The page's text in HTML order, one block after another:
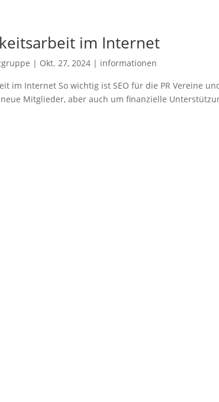
im Internet
| Okt. 27, 2024 | informationen
im Internet So wichtig ist SEO für die PR Vereine
Mitglieder, aber auch um finanzielle